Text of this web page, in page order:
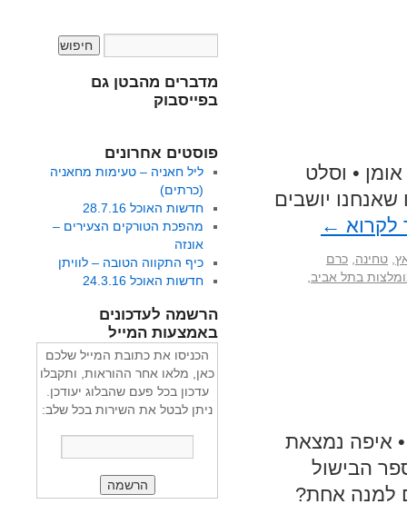
• וסלט
יושבים
לקרוא ←
טחינה כרם
בתל אביב
איפה נמצאת
הבישול
מדברים מהבטן גם
בפייסבוק
פוסטים אחרונים
ליל חאניה – טעימות מחאניה
(כרתים)
חדשות האוכל 28.7.16
מהפכת הטורקים הצעירים –
אונזה
כיף התקווה הטובה – לוויתן
חדשות האוכל 24.3.16
הרשמה לעדכונים
באמצעות המייל
הכניסו את כתובת המייל שלכם
כאן, מלאו אחר ההוראות, ותקבלו
עדכון בכל פעם שהבלוג יעודכן.
ניתן לבטל את השירות בכל שלב: